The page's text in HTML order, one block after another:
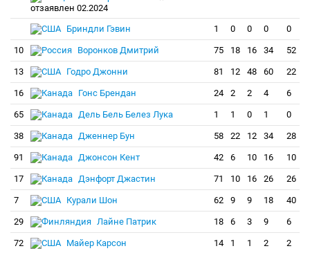
отзаявлен 02.2024
Бриндли Гэвин 1 0 0 0 0
10 Воронков Дмитрий 75 18 16 34 52
13 Годро Джонни 81 12 48 60 22
16 Гонс Брендан 24 2 2 4 6
65 Дель Бель Белез Лука 1 1 0 1 0
38 Дженнер Бун 58 22 12 34 28
91 Джонсон Кент 42 6 10 16 10
17 Дэнфорт Джастин 71 10 16 26 26
7 Курали Шон 62 9 9 18 40
29 Лайне Патрик 18 6 3 9 6
72 Майер Карсон 14 1 1 2 2